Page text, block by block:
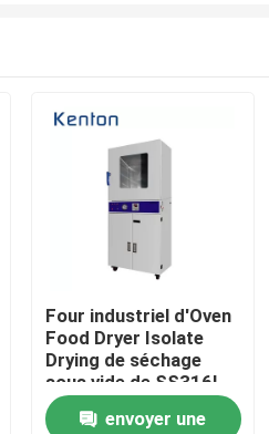
Four industriel d'Oven
Food Dryer Isolate
Drying de séchage
sous vide de SS316L
envoyer une